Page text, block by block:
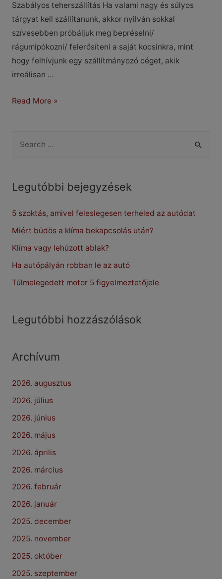
Szabályos teherszállítás Ha valami nagy és súlyos
tárgyat kell szállítanunk, akkor nyilván sokkal
szívesebben próbáljuk meg bepréselni/
rágumipókozni/ felerősíteni a saját kocsinkra, mint
hogy felhívjunk egy szállítmányozó céget, akik
irreálisan …
Kresz
Read More »
r
h
f
o
r
Legutóbbi bejegyzések
5 szoktás, amivel feleslegesen terheled az autódat
Miért büdös a klíma bekapcsolás után?
Klíma vagy lehúzott ablak?
Ha autópályán robban le az autó
Túlmelegedett motor 5 figyelmeztetőjele
Legutóbbi hozzászólások
Archívum
2026. augusztus
2026. július
2026. június
2026. május
2026. április
2026. március
2026. február
2026. január
2025. december
2025. november
2025. október
2025. szeptember